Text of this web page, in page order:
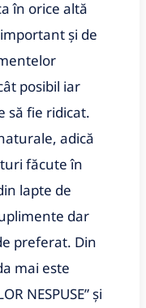
în orice altă
și de
posibil iar
să fie ridicat.
adică
făcute în
lapte de
dar
preferat. Din
mai este
NESPUSE” și